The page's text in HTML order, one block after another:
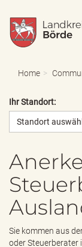
Home
Ihr Standort:
Standort
Sie kommen aus
oder Steuerberater